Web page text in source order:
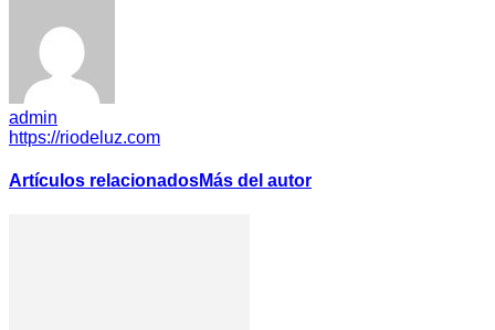
admin
https://riodeluz.com
Artículos relacionadosMás del autor